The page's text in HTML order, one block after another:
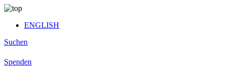
ENGLISH
Suchen
Spenden